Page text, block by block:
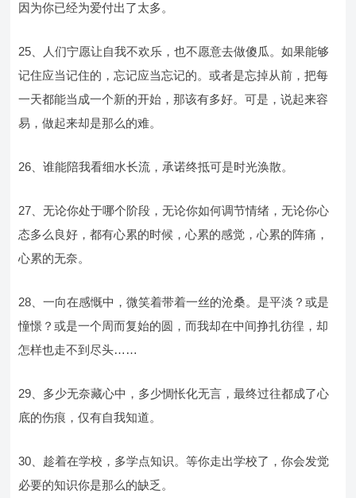
因为你已经为爱付出了太多。
25、人们宁愿让自我不欢乐，也不愿意去做傻瓜。如果能够
记住应当记住的，忘记应当忘记的。或者是忘掉从前，把每
一天都能当成一个新的开始，那该有多好。可是，说起来容
易，做起来却是那么的难。
26、谁能陪我看细水长流，承诺终抵可是时光涣散。
27、无论你处于哪个阶段，无论你如何调节情绪，无论你心
态多么良好，都有心累的时候，心累的感觉，心累的阵痛，
心累的无奈。
28、一向在感慨中，微笑着带着一丝的沧桑。是平淡？或是
憧憬？或是一个周而复始的圆，而我却在中间挣扎彷徨，却
怎样也走不到尽头……
29、多少无奈藏心中，多少惆怅化无言，最终过往都成了心
底的伤痕，仅有自我知道。
30、趁着在学校，多学点知识。等你走出学校了，你会发觉
必要的知识你是那么的缺乏。